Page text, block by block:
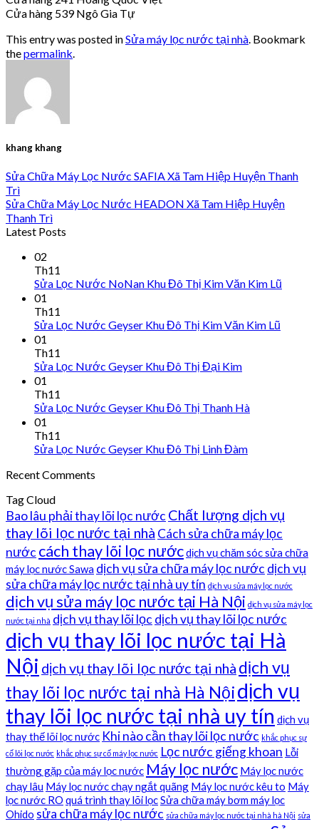
Cửa hàng 539 Ngô Gia Tự
This entry was posted inSửa máy lọc nước tại nhà . Bookmark
thepermalink
khang khang
Sửa Chữa Máy Lọc Nước SAFIA Xã Tam Hiệp Huyện Thanh
Trì
Sửa Chữa Máy Lọc Nước HEADON Xã Tam Hiệp Huyện
Thanh Trì
Latest Posts
02
Th11
Sửa Lọc Nước NoNan Khu Đô Thị Kim Văn Kim Lũ
01
Th11
Sửa Lọc Nước Geyser Khu Đô Thị Kim Văn Kim Lũ
01
Th11
Sửa Lọc Nước Geyser Khu Đô Thị Đại Kim
01
Th11
Sửa Lọc Nước Geyser Khu Đô Thị Thanh Hà
01
Th11
Sửa Lọc Nước Geyser Khu Đô Thị Linh Đàm
Recent Comments
Tag Cloud
Bao lâu phải thay lõi lọc nước Chất lượng dịch vụ
thay lõi lọc nước tại nhà Cách sửa chữa máy lọc
nước cách thay lõi lọc nướcdịch vụ chăm sóc sửa chữa
máy lọc nước Sawa dịch vụ sửa chữa máy lọc nước dịch vụ
sửa chữa máy lọc nước tại nhà uy tín dịch vụ sửa máy lọc nước
dịch vụ sửa máy lọc nước tại Hà Nội dịch vụ sửa máy lọc
nước tại nhà dịch vụ thay lõi lọc dịch vụ thay lõi lọc nước
dịch vụ thay lõi lọc nước tại Hà
Nội dịch vụ thay lõi lọc nước tại nhà dịch vụ
thay lõi lọc nước tại nhà Hà Nộidịch vụ
thay lõi lọc nước tại nhà uy tín dịch vụ
thay thế lõi lọc nước Khi nào cần thay lõi lọc nước khắc phục sự
cố lõi lọc nước khắc phục sự cố máy lọc nước Lọc nước giếng khoan Lỗi
thường gặp của máy lọc nước Máy lọc nước Máy lọc nước
chạy lâu Máy lọc nước chạy ngắt quãng Máy lọc nước kêu to Máy
lọc nước RO quá trình thay lõi lọcSửa chữa máy bơm máy lọc
Ohido sửa chữa máy lọc nước sửa chữa máy lọc nước tại nhà hà Nội sửa